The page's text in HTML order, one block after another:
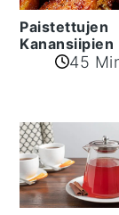
Paistettujen
Kanansiipien
45